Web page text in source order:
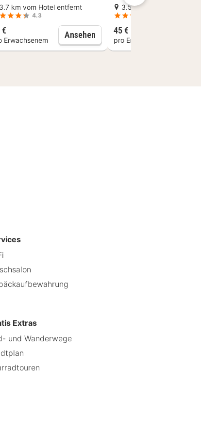
Kurs zur Herstellung von Schokoladentrüffeln
3.7 km vom Hotel entfernt
4.3
€
Erwachsenem
Ansehen Pommes-Museum Brügge
3.5 km vom Hotel
45 €
pro Erwachsenem
Extras
und Wanderwege